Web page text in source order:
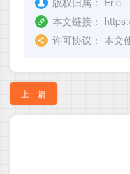
本文链接：
许可协议： 本文
上一篇